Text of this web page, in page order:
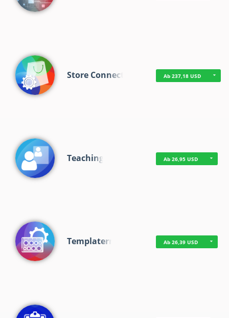
Store Connect Ab 237,18 USD
Teaching Ab 26,95 USD
Templaterr Ab 26,39 USD